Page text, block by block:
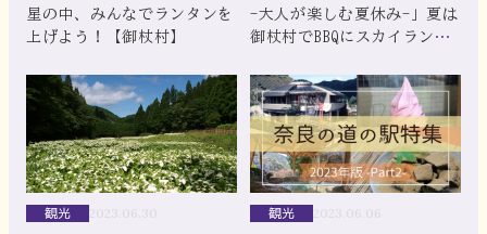
星の中、みんなでランタンを
上げよう！【御杖村】
-大人が楽しむ夏休み-」夏は
御杖村でBBQにスカイランタ
観光 観光